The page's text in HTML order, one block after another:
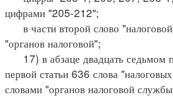
цифрами "205-212";
в части второй слово
"органов налоговой";
17) в абзаце двадцать седьмом
первой статьи 636 слова
словами "органов налоговой